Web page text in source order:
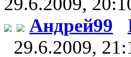
Андрей99
29.6.2009,